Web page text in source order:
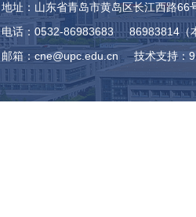
地址：山东省青岛市黄岛区长江西路
电话：0532-86983683 86983814
邮箱：cne@upc.edu.cn技术支持：